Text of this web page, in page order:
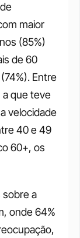
maior
(85%)
de 60
Entre
a que teve
velocidade
40 e 49
60+, os
a
onde 64%